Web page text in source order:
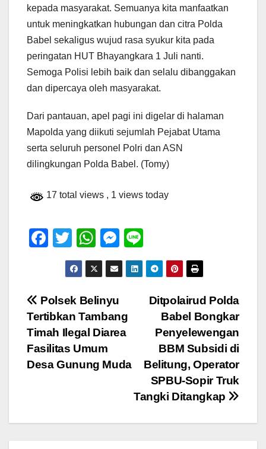
kepada masyarakat. Semuanya kita manfaatkan
untuk meningkatkan hubungan dan citra Polda
Babel sekaligus wujud rasa syukur kita pada
peringatan HUT Bhayangkara 1 Juli nanti.
Semoga Polisi lebih baik dan selalu dibanggakan
dan dipercaya oleh masyarakat.
Dari pantauan, apel pagi ini digelar di halaman
Mapolda yang diikuti sejumlah Pejabat Utama
serta seluruh personel Polri dan ASN
dilingkungan Polda Babel. (Tomy)
17 total views , 1 views today
F
e
b
o
o
k
T
wi
tt
er
W
h
at
s
A
p
p
M
e
ss
n
g
n
e
Navigasi
pos
Ditpolairud Polda
Babel Bongkar
Penyelewengan
BBM Subsidi di
Belitung, Operator
SPBU-Sopir Truk
Tangki Ditangkap
Polsek Belinyu
Tertibkan Tambang
Timah Ilegal Diarea
Fasilitas Umum
Desa Gunung Muda